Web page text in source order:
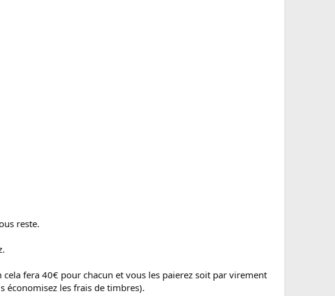
reste.
fera 40€ pour chacun et vous les paierez soit par virement
économisez les frais de timbres).